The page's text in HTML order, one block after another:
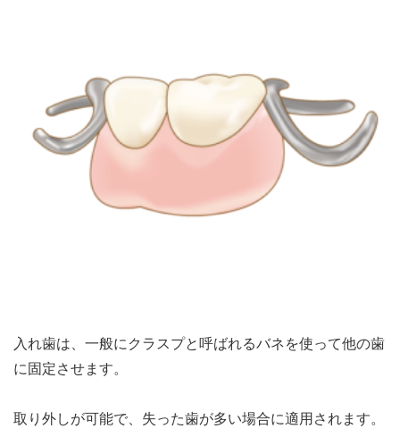
入れ歯は、一般にクラスプと呼ばれるバネを使って他の歯
に固定させます。
取り外しが可能で、失った歯が多い場合に適用されます。